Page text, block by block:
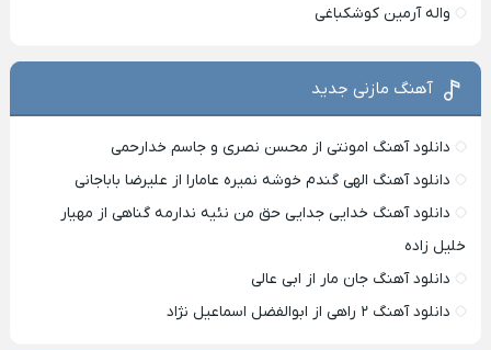
واله آرمین کوشکباغی
آهنگ مازنی جدید
دانلود آهنگ امونتی از محسن نصری و جاسم خدارحمی
دانلود آهنگ الهی گندم خوشه نمیره عامارا از علیرضا باباجانی
دانلود آهنگ خدایی جدایی حق من نئیه ندارمه گناهی از مهیار
خلیل زاده
دانلود آهنگ جان مار از ابی عالی
دانلود آهنگ ۲ راهی از ابوالفضل اسماعیل نژاد